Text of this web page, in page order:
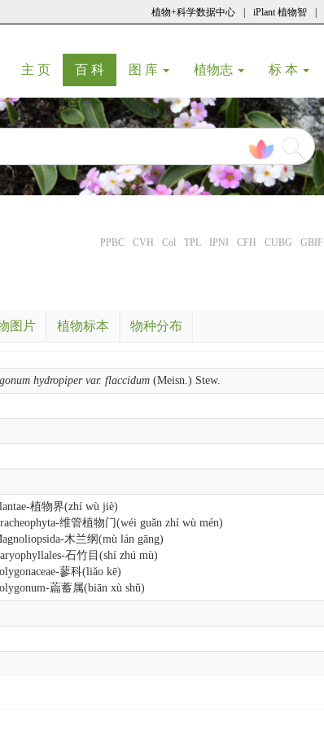
植物+科学数据中心 iPlant 植物智
主 页(current)
百 科(current)
图 库 植物志 标 本
PPBC CVH Col TPL IPNI CFH CUBG GBIF
图片 植物标本 物种分布
hydropiper var. flaccidum (Meisn.) Stew.
植物界(zhí wù jiè)
维管植物门(wéi guǎn zhí wù mén)
木兰纲(mù lán gāng)
石竹目(shí zhú mù)
蓼科(liǎo kē)
萹蓄属(biān xù shǔ)